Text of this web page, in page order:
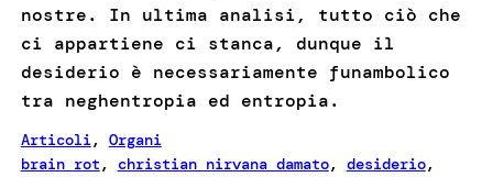
nostre. In ultima analisi, tutto ciò che
ci appartiene ci stanca, dunque il
desiderio è necessariamente funambolico
tra neghentropia ed entropia.
Articoli, Organi
brain rot, christian nirvana damato, desiderio